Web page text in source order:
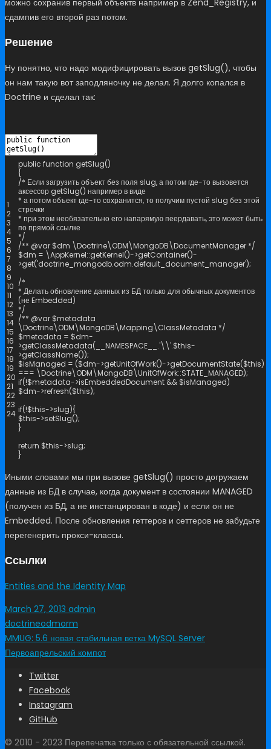
можно сохранив первый объектв например в Zend_Registry, и
сдампив его второй раз потом.
Решение
Ну понятно, что надо модифицировать вызов getSlug(), чтобы
он нам такую вот заподляночку не делал. Я долго копался в
Doctrine и сделал так:
1
2
3
4
5
6
7
8
9
10
11
12
13
14
15
16
17
18
19
20
21
22
23
24
public function getSlug()
{
/* Если загрузить объект без поля slug, а потом где-то вызовется
аксессор getSlug() например в виде
* а потом объект где-то сохранится, то получим пустой slug без этой
строчки
* при этом необязательно его напарямую пеердавать, это может быть
по прямой ссылке
*/
/** @var $dm \Doctrine\ODM\MongoDB\DocumentManager */
$dm = \AppKernel::getKernel()->getContainer()-
>get('doctrine_mongodb.odm.default_document_manager');
/*
* Делать обновление данных из БД только для обычных документов
(не Embedded)
*/
/** @var $metadata
\Doctrine\ODM\MongoDB\Mapping\ClassMetadata */
$metadata = $dm-
>getClassMetadata( __NAMESPACE__ .'\\'.$this-
>getClassName());
$isManaged = ($dm->getUnitOfWork()->getDocumentState($this)
=== \Doctrine\ODM\MongoDB\UnitOfWork::STATE_MANAGED);
if(!$metadata->isEmbeddedDocument && $isManaged)
$dm->refresh($this);
if(!$this->slug){
$this->setSlug();
}
return $this->slug;
}
Иными словами мы при вызове getSlug() просто догружаем
данные из БД в случае, когда документ в состоянии MANAGED
(получен из БД, а не инстанцирован в коде) и если он не
Embedded. После обновления геттеров и сеттеров не забудьте
перегенерить прокси-классы.
Ссылки
Entities and the Identity Map
March 27, 2013 admin
doctrineodmorm
MMUG: 5.6 новая стабильная ветка MySQL Server
Первоапрельский компот
Twitter
Facebook
Instagram
GitHub
© 2010 - 2023 Перепечатка только с обязательной ссылкой.